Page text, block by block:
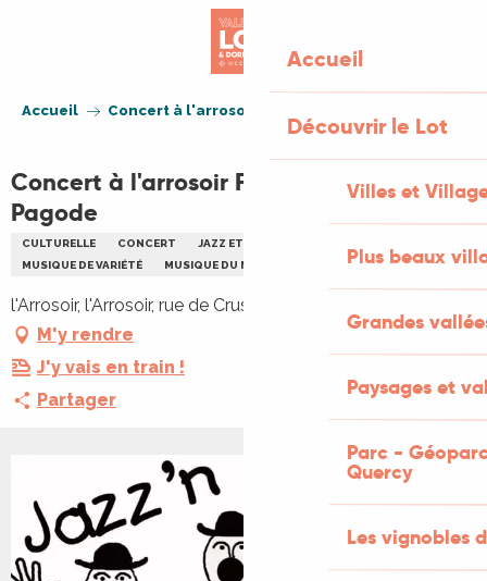
Accueil
Découvrir le Lot
Villes et
Plus beaux
Grandes
Paysages et
Parc -
Quercy
Les vignobles
Accueil Concert à l'arrosoir Figeac : Jazz'n Pagode
Concert à l'arrosoir Figeac : Jazz'n
Pagode
CULTURELLE CONCERT JAZZ ET BLUES
MUSIQUE DE VARIÉTÉ
MUSIQUE DU MONDE
l'Arrosoir, l'Arrosoir, rue de Crussol, 46100 Figeac
M'y rendre
J'y vais en train !
Partager